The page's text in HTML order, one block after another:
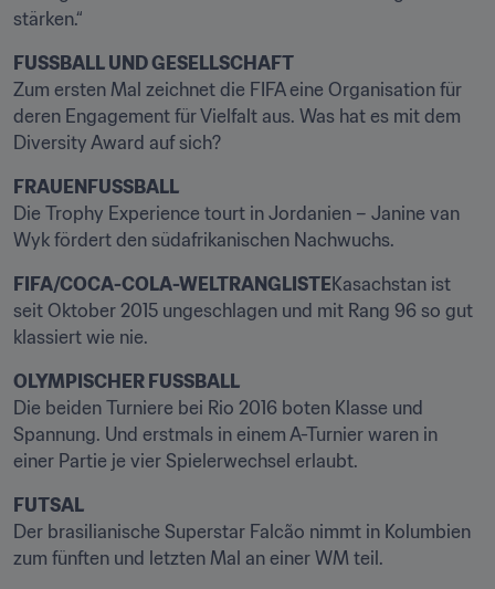
stärken.“
FUSSBALL UND GESELLSCHAFT
Zum ersten Mal zeichnet die FIFA eine Organisation für
deren Engagement für Vielfalt aus. Was hat es mit dem
Diversity Award auf sich?
FRAUENFUSSBALL
Die Trophy Experience tourt in Jordanien – Janine van
Wyk fördert den südafrikanischen Nachwuchs.
FIFA/COCA-COLA-WELTRANGLISTEKasachstan ist
seit Oktober 2015 ungeschlagen und mit Rang 96 so gut
klassiert wie nie.
OLYMPISCHER FUSSBALL
Die beiden Turniere bei Rio 2016 boten Klasse und
Spannung. Und erstmals in einem A-Turnier waren in
einer Partie je vier Spielerwechsel erlaubt.
FUTSAL
Der brasilianische Superstar Falcão nimmt in Kolumbien
zum fünften und letzten Mal an einer WM teil.